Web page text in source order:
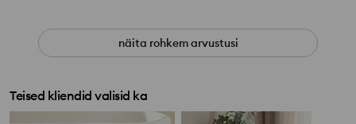
näita rohkem arvustusi
Teised kliendid valisid ka